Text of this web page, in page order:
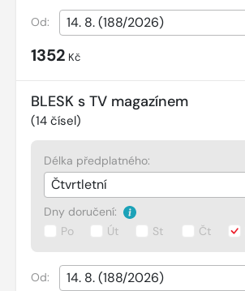
Od:
1352 Kč
BLESK s TV magazínem
(14 čísel)
Délka předplatného:
Dny doručení:
Po
Út St Čt
Od: